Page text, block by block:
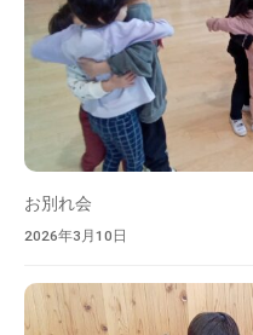
お別れ会
2026年3月10日